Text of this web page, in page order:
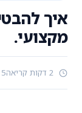
איך
מקצועי.
15